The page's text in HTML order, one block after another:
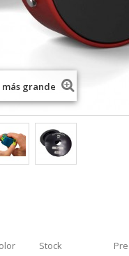
más grande
Stock